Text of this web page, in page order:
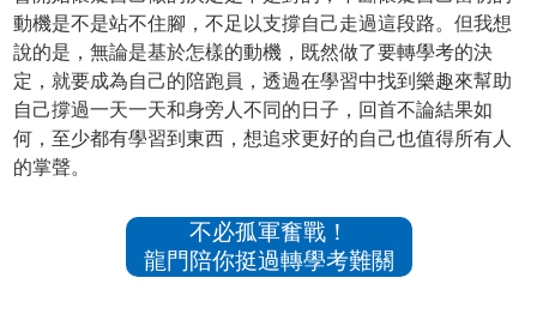
動機是不是站不住腳，不足以支撐自己走過這段路。但我想
說的是，無論是基於怎樣的動機，既然做了要轉學考的決
定，就要成為自己的陪跑員，透過在學習中找到樂趣來幫助
自己撐過一天一天和身旁人不同的日子，回首不論結果如
何，至少都有學習到東西，想追求更好的自己也值得所有人
的掌聲。
不必孤軍奮戰！
龍門陪你挺過轉學考難關